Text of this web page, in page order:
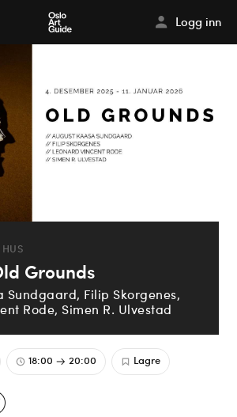
Logg inn
Grounds
Sundgaard, Filip Skorgenes,
Rode, Simen R. Ulvestad
18:00 20:00 Lagre